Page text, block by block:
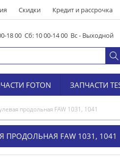
Скидки Кредит и рассрочка
18 00 Сб: 10 00-14 00 Вс - Выходной
FOTON ЗАПЧАСТИ
продольная FAW 1031, 1041
ПРОДОЛЬНАЯ FAW 1031, 1041